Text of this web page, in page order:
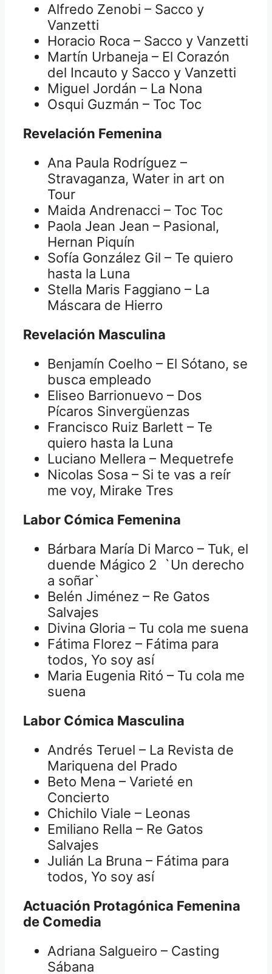
Alfredo Zenobi – Sacco y
Vanzetti
Horacio Roca – Sacco y Vanzetti
Martín Urbaneja – El Corazón
del Incauto y Sacco y Vanzetti
Miguel Jordán – La Nona
Osqui Guzmán – Toc Toc
Revelación Femenina
Ana Paula Rodríguez –
Stravaganza, Water in art on
Tour
Maida Andrenacci – Toc Toc
Paola Jean Jean – Pasional,
Hernan Piquín
Sofía González Gil – Te quiero
hasta la Luna
Stella Maris Faggiano – La
Máscara de Hierro
Revelación Masculina
Benjamín Coelho – El Sótano, se
busca empleado
Eliseo Barrionuevo – Dos
Pícaros Sinvergüenzas
Francisco Ruiz Barlett – Te
quiero hasta la Luna
Luciano Mellera – Mequetrefe
Nicolas Sosa – Si te vas a reír
me voy, Mirake Tres
Labor Cómica Femenina
Bárbara María Di Marco – Tuk, el
duende Mágico 2 `Un derecho
a soñar`
Belén Jiménez – Re Gatos
Salvajes
Divina Gloria – Tu cola me suena
Fátima Florez – Fátima para
todos, Yo soy así
Maria Eugenia Ritó – Tu cola me
suena
Labor Cómica Masculina
Andrés Teruel – La Revista de
Mariquena del Prado
Beto Mena – Varieté en
Concierto
Chichilo Viale – Leonas
Emiliano Rella – Re Gatos
Salvajes
Julián La Bruna – Fátima para
todos, Yo soy así
Actuación Protagónica Femenina
de Comedia
Adriana Salgueiro – Casting
Sábana